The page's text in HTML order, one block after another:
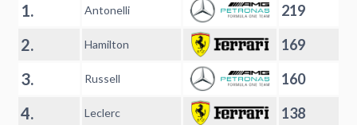
1. Antonelli 219
2. Hamilton 169
3. Russell 160
4. Leclerc 138